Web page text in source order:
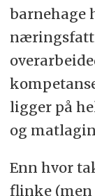
barnehage
ligger på
og
Enn hvor
flinke (men